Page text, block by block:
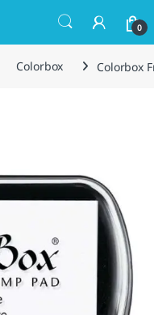
0
Colorbox Colorbox